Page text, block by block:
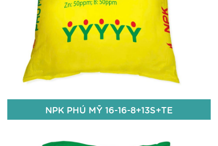
Chi tiết
NPK PHÚ MỸ 16-16-8+13S+TE